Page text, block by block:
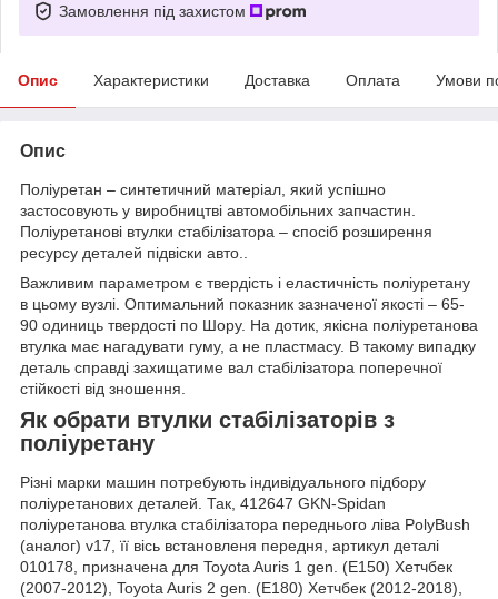
Замовлення під захистом
Опис Характеристики Доставка Оплата Умови
Опис
Поліуретан – синтетичний матеріал, який успішно
застосовують у виробництві автомобільних запчастин.
Поліуретанові втулки стабілізатора – спосіб розширення
ресурсу деталей підвіски авто..
Важливим параметром є твердість і еластичність поліуретану
в цьому вузлі. Оптимальний показник зазначеної якості – 65-
90 одиниць твердості по Шору. На дотик, якісна поліуретанова
втулка має нагадувати гуму, а не пластмасу. В такому випадку
деталь справді захищатиме вал стабілізатора поперечної
стійкості від зношення.
Як обрати втулки стабілізаторів з
поліуретану
Різні марки машин потребують індивідуального підбору
поліуретанових деталей. Так, 412647 GKN-Spidan
поліуретанова втулка стабілізатора переднього ліва PolyBush
(аналог) v17, її вісь встановленя передня, артикул деталі
010178, призначена для Toyota Auris 1 gen. (E150) Хетчбек
(2007-2012), Toyota Auris 2 gen. (E180) Хетчбек (2012-2018),